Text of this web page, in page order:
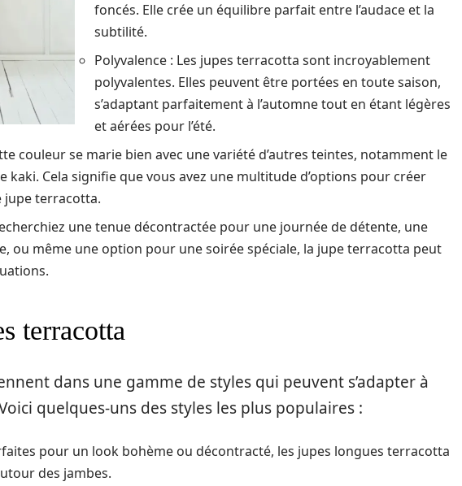
foncés. Elle crée un équilibre parfait entre l’audace et la
subtilité.
Polyvalence : Les jupes terracotta sont incroyablement
polyvalentes. Elles peuvent être portées en toute saison,
s’adaptant parfaitement à l’automne tout en étant légères
et aérées pour l’été.
couleur se marie bien avec une variété d’autres teintes, notamment le
kaki. Cela signifie que vous avez une multitude d’options pour créer
jupe terracotta.
une tenue décontractée pour une journée de détente, une
ou même une option pour une soirée spéciale, la jupe terracotta peut
terracotta
dans une gamme de styles qui peuvent s’adapter à
quelques-uns des styles les plus populaires :
pour un look bohème ou décontracté, les jupes longues terracotta
des jambes.